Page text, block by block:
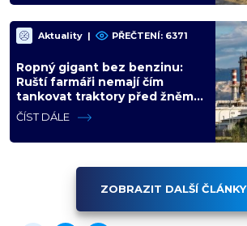
Aktuality | PŘEČTENÍ: 6371
Ropný gigant bez benzinu:
Ruští farmáři nemají čím
tankovat traktory před žněmi,
fronty na pumpy trvají i
několik dní
ČÍST DÁLE
ZOBRAZIT DALŠÍ ČLÁNKY